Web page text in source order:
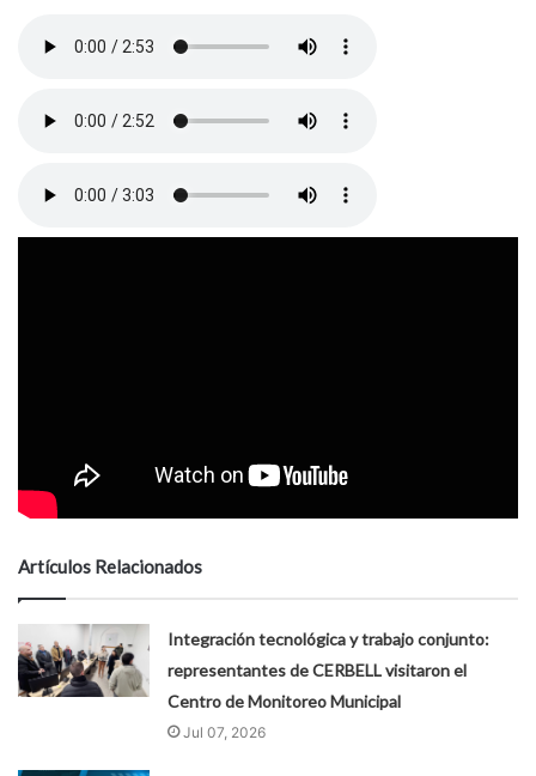
Artículos Relacionados
Integración tecnológica y trabajo conjunto:
representantes de CERBELL visitaron el
Centro de Monitoreo Municipal
Jul 07, 2026